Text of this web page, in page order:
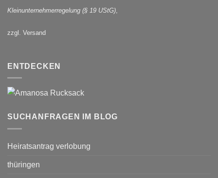
Kleinunternehmerregelung (§ 19 UStG)
zzgl. Versand
ENTDECKEN
SUCHANFRAGEN IM BLOG
Heiratsantrag verlobung
thüringen